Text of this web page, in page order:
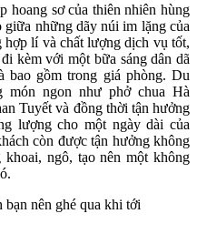
hoang sơ của thiên nhiên hùng
những dãy núi im lặng của
lí và chất lượng dịch vụ tốt,
kèm với một bữa sáng dân dã
bao gồm trong giá phòng. Du
món ngon như phở chua Hà
Tuyết và đồng thời tận hưởng
lượng cho một ngày dài của
còn được tận hưởng không
ngô, tạo nên một không